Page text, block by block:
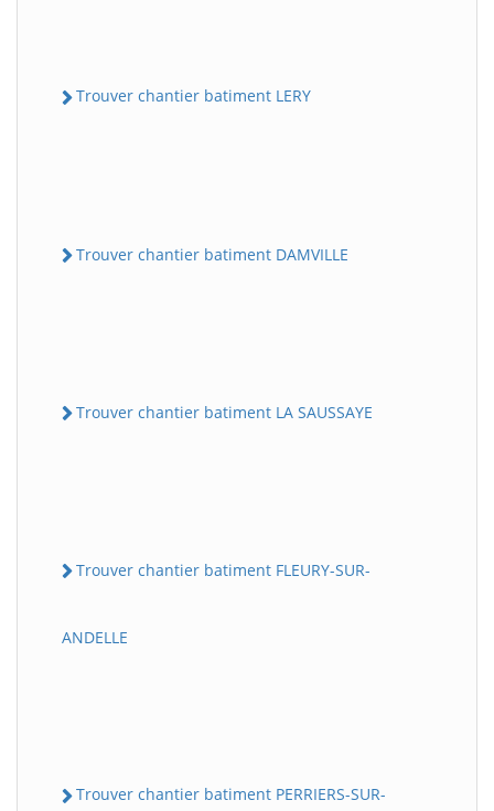
Trouver chantier batiment LERY
Trouver chantier batiment DAMVILLE
Trouver chantier batiment LA SAUSSAYE
Trouver chantier batiment FLEURY-SUR-
ANDELLE
Trouver chantier batiment PERRIERS-SUR-